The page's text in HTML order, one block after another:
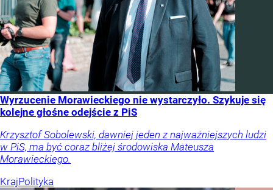
Wyrzucenie Morawieckiego nie wystarczyło. Szykuje się
kolejne głośne odejście z PiS
Krzysztof Sobolewski, dawniej jeden z najważniejszych ludzi
w PiS, ma być coraz bliżej środowiska Mateusza
Morawieckiego.
KrajPolityka